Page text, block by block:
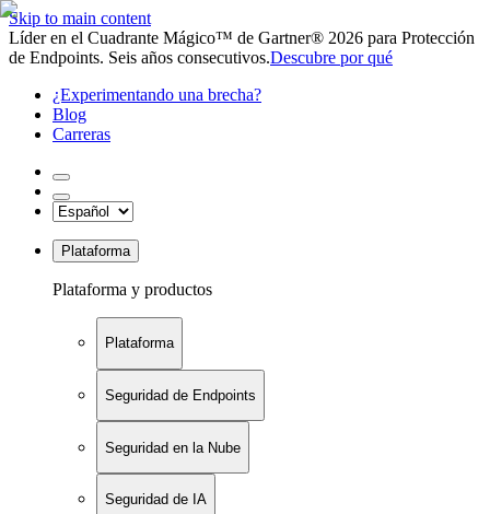
Skip to main content
Líder en el Cuadrante Mágico™ de Gartner® 2026 para Protección
de Endpoints. Seis años consecutivos.Descubre por qué
¿Experimentando una brecha?
Blog
Carreras
Plataforma
Plataforma y productos
Plataforma
Seguridad de Endpoints
Seguridad en la Nube
Seguridad de IA